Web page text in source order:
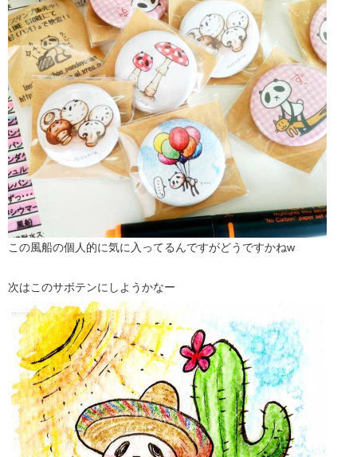
この風船の個人的に気に入ってるんですがどうですかねw
次はこのサボテンにしようかなー